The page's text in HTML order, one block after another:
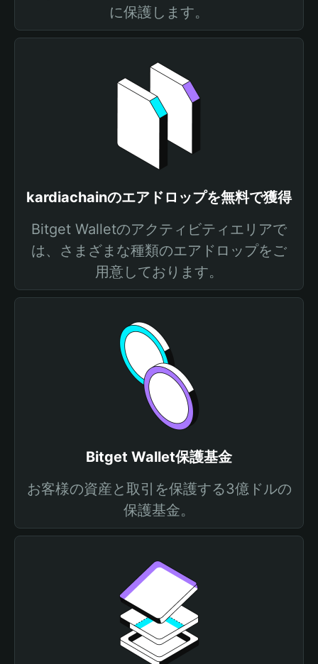
に保護します。
kardiachainのエアドロップを無料で獲得
Bitget Walletのアクティビティエリアで
は、さまざまな種類のエアドロップをご
用意しております。
Bitget Wallet保護基金
お客様の資産と取引を保護する3億ドルの
保護基金。